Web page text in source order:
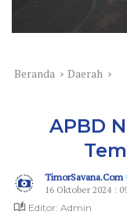
Beranda Daerah
APBD
TimorSavana.Com
16 Oktober 2024 :
Editor: Admin